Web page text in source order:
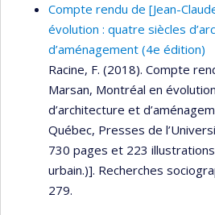
Compte rendu de [Jean-
évolution : quatre siècles
d’aménagement (4e édition)
Racine, F. (2018). Compte
Marsan, Montréal en
d’architecture et
Québec, Presses de
730 pages et 223
urbain.)]. Recherches
279.